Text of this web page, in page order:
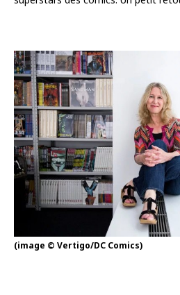
(image © Vertigo/DC Comics)